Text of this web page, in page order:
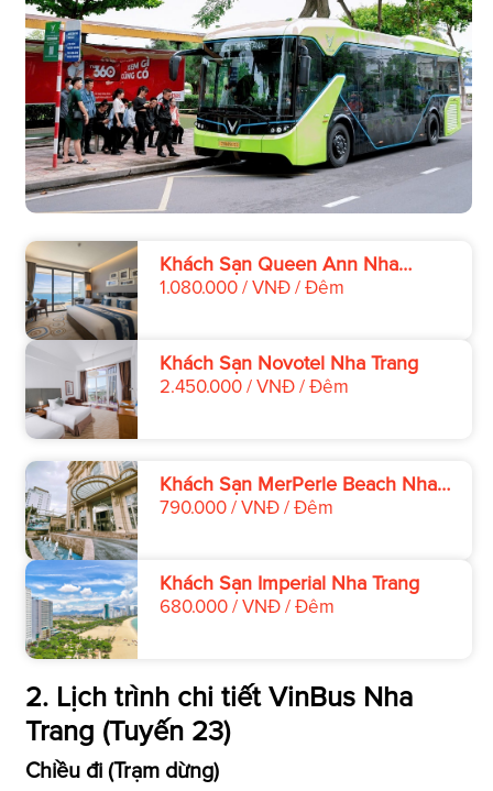
Khách Sạn Queen Ann Nha
Trang
1.080.000 / VNĐ / Đêm
Khách Sạn Novotel Nha Trang
2.450.000 / VNĐ / Đêm
Khách Sạn MerPerle Beach Nha
Trang
790.000 / VNĐ / Đêm
Khách Sạn Imperial Nha Trang
680.000 / VNĐ / Đêm
2. Lịch trình chi tiết VinBus Nha
Trang (Tuyến 23)
Chiều đi (Trạm dừng)